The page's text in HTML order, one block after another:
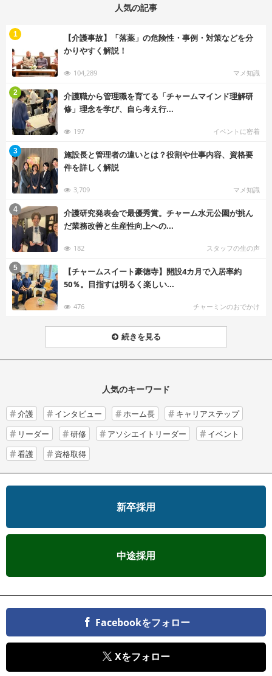
人気の記事
【介護事故】「落薬」の危険性・事例・対策などを分
かりやすく解説！
104,289 マメ知識
1
介護職から管理職を育てる「チャームマインド理解研
修」理念を学び、自ら考え行...
197 イベントに密着
2
施設長と管理者の違いとは？役割や仕事内容、資格要
件を詳しく解説
3,709 マメ知識
3
介護研究発表会で最優秀賞。チャーム水元公園が挑ん
だ業務改善と生産性向上への...
182 スタッフの生の声
4
【チャームスイート豪徳寺】開設4カ月で入居率約
50％。目指すは明るく楽しい...
476 チャーミンのおでかけ
5
続きを見る
人気のキーワード
介護 インタビュー ホーム長
キャリアステップ
リーダー
研修 アソシエイトリーダー
イベント
看護
資格取得
新卒採用
中途採用
Facebookをフォロー
Xをフォロー